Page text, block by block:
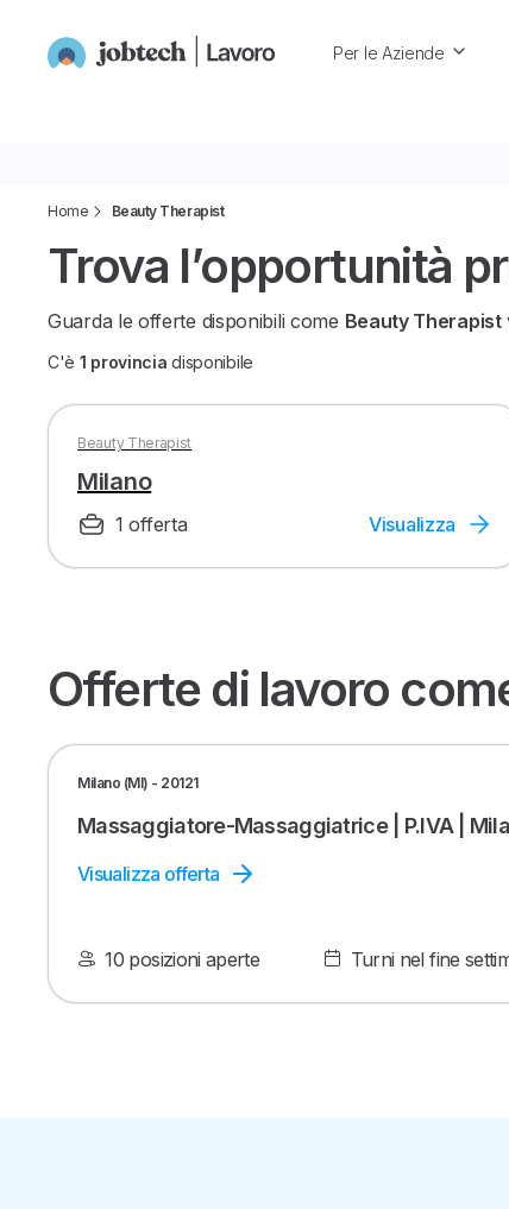
Per le Aziende
Home Beauty Therapist
Trova l’opportunità
Guarda le offerte disponibili come Beauty Therapist
C'è 1 provincia disponibile
Beauty Therapist
Milano
1 offerta Visualizza
Offerte di lavoro
Milano (MI) - 20121
Massaggiatore-Massaggiatrice | P.IVA |
Visualizza offerta
10 posizioni aperte Turni nel fine